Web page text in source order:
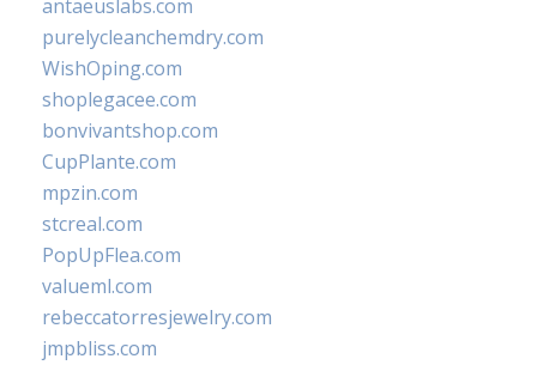
antaeuslabs.com
purelycleanchemdry.com
WishOping.com
shoplegacee.com
bonvivantshop.com
CupPlante.com
mpzin.com
stcreal.com
PopUpFlea.com
valueml.com
rebeccatorresjewelry.com
jmpbliss.com